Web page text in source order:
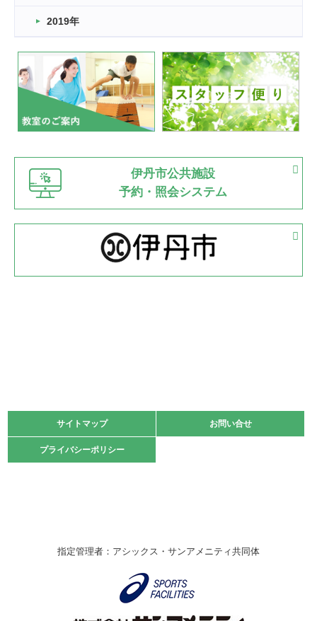
緑ケ丘体育館
いたっぼーる大会☆彡
緑ケ丘体育館
2022.07.03
市内総合体育大会が開始
緑ケ丘体育館 猪名川運動広場
古池運動広場
2022.06.12
県知事杯争奪バレーボール大会が開催
緑ケ丘体育館
2022.05.05
体育協会長杯 バドミントン競技の部
2022.05.22
緑ケ丘体育館
2021.10.23
卓球選手権大会ラージボールの部開催☆
伊丹市総合体育大会 バレーボール大会が開催されました
2019年
伊丹市公共施設
予約・照会システム
サイトマップ お問い合せ
プライバシーポリシー
サイトマップ お問い合せ
プライバシーポリシー
指定管理者：アシックス・サンアメニティ共同体